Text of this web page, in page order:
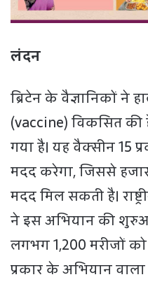
लंदन
ब्रिटेन के वैज्ञानिकों ने
(vaccine) विकसित की
गया है। यह वैक्सीन 15
मदद करेगा, जिससे
मदद मिल सकती है।
ने इस अभियान की
लगभग 1,200 मरीजों
प्रकार के अभियान वाला